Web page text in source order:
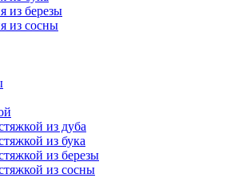
из березы
из сосны
из дуба
из бука
из березы
из сосны